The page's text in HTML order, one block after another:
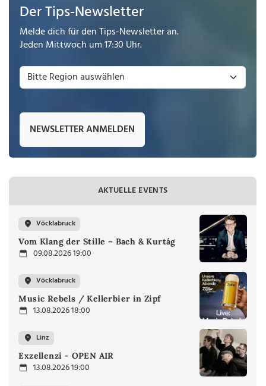
Der Tips-Newsletter
Melde dich für den Tips-Newsletter an.
Jeden Mittwoch um 17:30 Uhr.
NEWSLETTER ANMELDEN
AKTUELLE EVENTS
Vöcklabruck
Vom Klang der Stille – Bach & Kurtág
09.08.2026 19:00
Vöcklabruck
Music Rebels / Kellerbier in Zipf
13.08.2026 18:00
Linz
Exzellenzi - OPEN AIR
13.08.2026 19:00